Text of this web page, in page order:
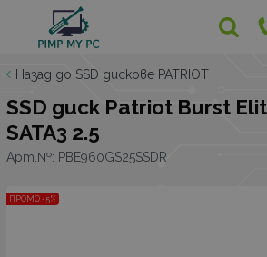
Назад до SSD дискове PATRIOT
SSD диск Patriot Burst
SATA3 2.5
Арт.№: PBE960GS25SSDR
ПРОМО -5%